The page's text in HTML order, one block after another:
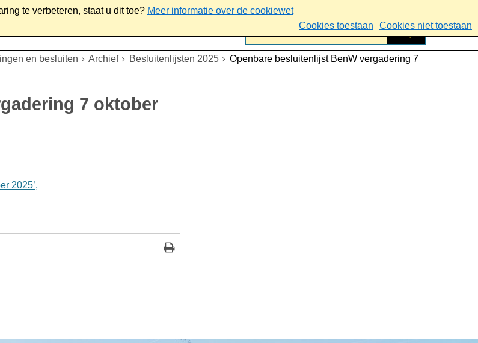
te verbeteren, staat u dit toe? Meer informatie over de cookiewet
Cookies toestaan
Cookies niet toestaan
en besluiten Archief Besluitenlijsten 2025
Openbare besluitenlijst BenW vergadering 7
7 oktober
2025’,